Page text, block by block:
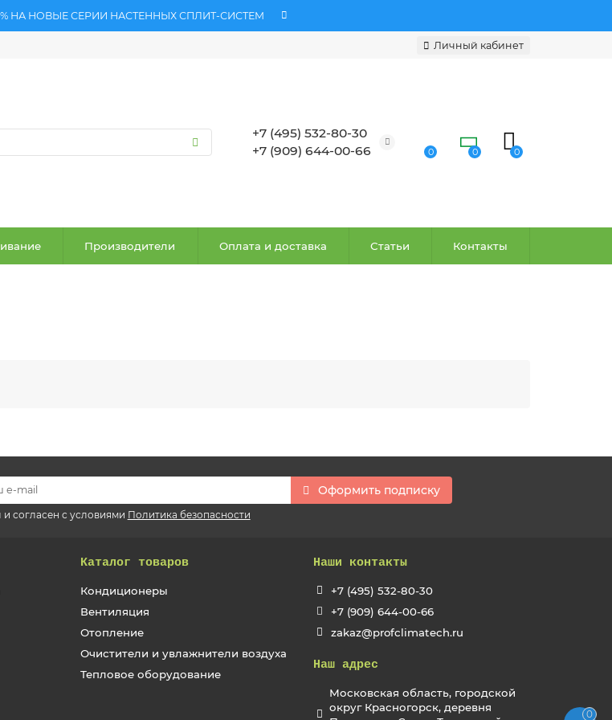
НА НОВЫЕ СЕРИИ НАСТЕННЫХ СПЛИТ-СИСТЕМ
Личный кабинет
+7 (495) 532-80-30
+7 (909) 644-00-66
0 0 0
Производители Оплата и доставка Статьи Контакты
Оформить подписку
согласен с условиями Политика безопасности
Каталог товаров
Кондиционеры
Вентиляция
Отопление
Очистители и увлажнители воздуха
Тепловое оборудование
Наши контакты
+7 (495) 532-80-30
+7 (909) 644-00-66
zakaz@profclimatech.ru
Наш адрес
Московская область, городской
округ Красногорск, деревня
0